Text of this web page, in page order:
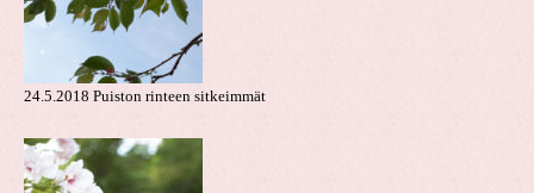
24.5.2018 Puiston rinteen sitkeimmät